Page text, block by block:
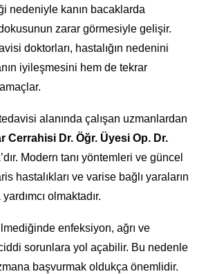
nedeniyle kanın bacaklarda
zarar görmesiyle gelişir.
doktorları, hastalığın nedenini
iyileşmesini hem de tekrar
alanında çalışan uzmanlardan
Cerrahisi Dr. Öğr. Üyesi Op. Dr.
’dır. Modern tanı yöntemleri ve güncel
hastalıkları ve varise bağlı yaraların
olmaktadır.
enfeksiyon, ağrı ve
ciddi sorunlara yol açabilir. Bu nedenle
başvurmak oldukça önemlidir.